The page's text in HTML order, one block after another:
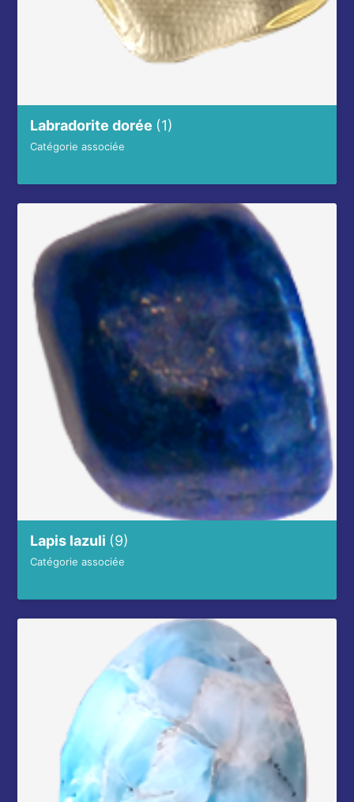
Labradorite dorée (1)
Catégorie associée
Lapis lazuli (9)
Catégorie associée